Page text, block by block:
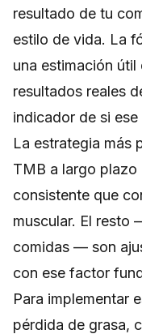
resultado de tu
estilo de vida. La
una estimación
resultados reales
indicador de si
La estrategia más
TMB a largo plazo
consistente que
muscular. El resto
comidas — son
con ese factor
Para implementar
pérdida de grasa,